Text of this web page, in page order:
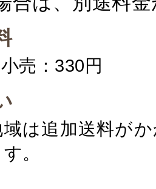
売：330円 卸
は追加送料が
。